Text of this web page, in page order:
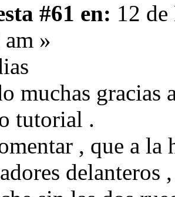
#61 en: 12
»
muchas gracias
tutorial .
, que a la
delanteros